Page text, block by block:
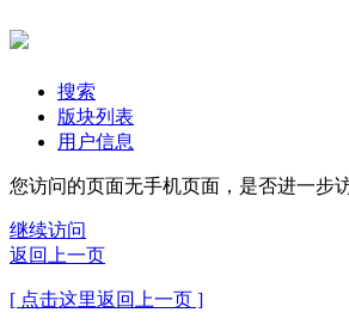
搜索
版块列表
用户信息
您访问的页面无手机页面，是否进一步
继续访问
返回上一页
[ 点击这里返回上一页 ]